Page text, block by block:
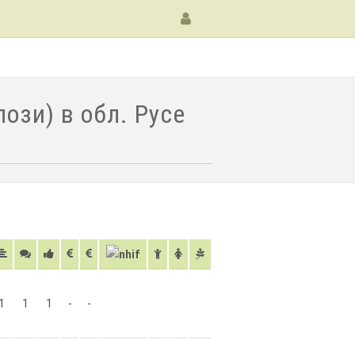
в обл. Русе
1 1 1 - -